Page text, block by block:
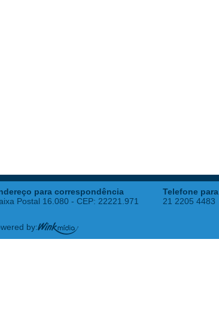
para correspondência
Postal 16.080 - CEP: 22221.971
Telefone
21 2205 4483
by: